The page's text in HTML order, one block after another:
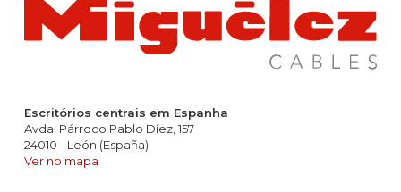
Escritórios centrais em Espanha
Avda. Párroco Pablo Díez, 157
24010 - León (España)
Ver no mapa